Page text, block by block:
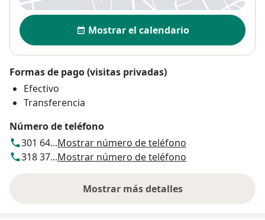
Disponibilidad
Mostrar el calendario
Formas de pago (visitas privadas)
Efectivo
Transferencia
Número de teléfono
301 64...Mostrar número de teléfono
318 37...Mostrar número de teléfono
Mostrar más detalles
sobre la dirección